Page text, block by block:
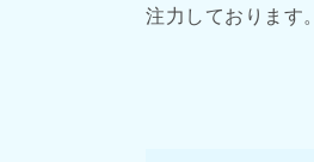
注力しております。